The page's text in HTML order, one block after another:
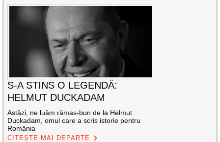
S-A STINS O LEGENDĂ:
HELMUT DUCKADAM
Astăzi, ne luăm rămas-bun de la Helmut
Duckadam, omul care a scris istorie pentru
România
CITEȘTE MAI DEPARTE